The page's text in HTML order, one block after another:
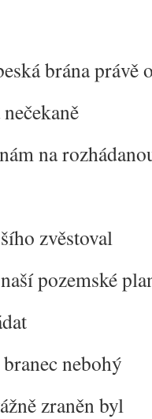
brána právě
na
zvěstoval
pozemské
nebohý
zraněn byl